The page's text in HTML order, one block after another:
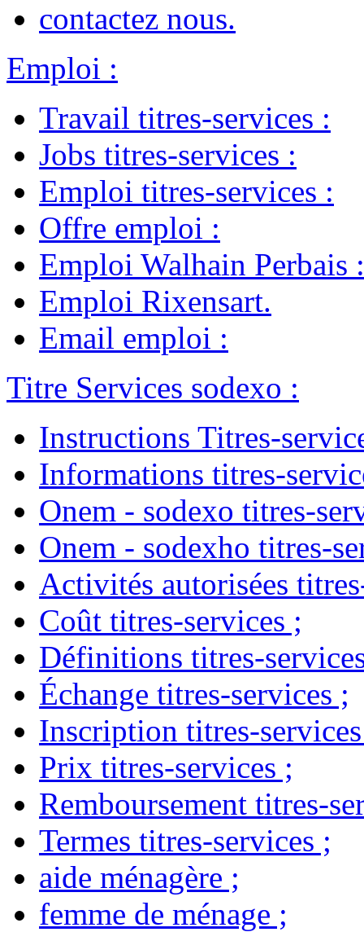
contactez nous.
Emploi :
Travail titres-services :
Jobs titres-services :
Emploi titres-services :
Offre emploi :
Emploi Walhain Perbais :
Emploi Rixensart.
Email emploi :
Titre Services sodexo :
Instructions Titres-
Informations titres-
Onem - sodexo titres-
Onem - sodexho titres-
Activités autorisées
Coût titres-services ;
Définitions titres-
Échange titres-services ;
Inscription titres-services
Prix titres-services ;
Remboursement titres-
Termes titres-services ;
aide ménagère ;
femme de ménage ;